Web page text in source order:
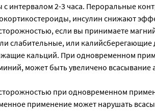
с интервалом 2-3 часа. Пероральные
инсулин снижают
если вы принимаете
слабительные, или калийсберегающие
кальций. При одновременном
может быть увеличено всасывание
при одновременном
применение может нарушать